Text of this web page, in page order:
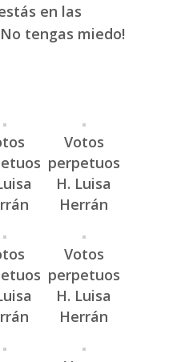
en las
tengas miedo!
Votos
perpetuos
H. Luisa
Herrán
Votos
perpetuos
H. Luisa
Herrán